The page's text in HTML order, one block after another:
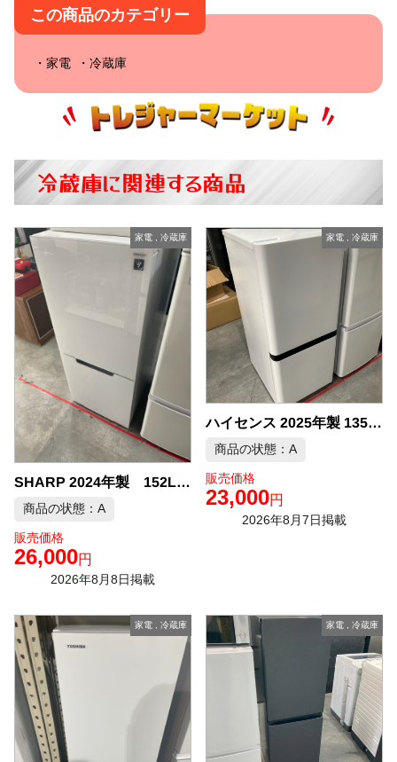
この商品のカテゴリー
家電 冷蔵庫
冷蔵庫に関連する商品
家電, 冷蔵庫
SHARP 2024年製 152L 冷凍冷蔵庫 中古品販売
商品の状態：A
販売価格
26,000円
2026年8月8日掲載
家電 冷蔵庫
ハイセンス 2025年製 135L 冷蔵庫 中古品販売
商品の状態：A
販売価格
23,000円
2026年8月7日掲載
家電, 冷蔵庫 家電 冷蔵庫